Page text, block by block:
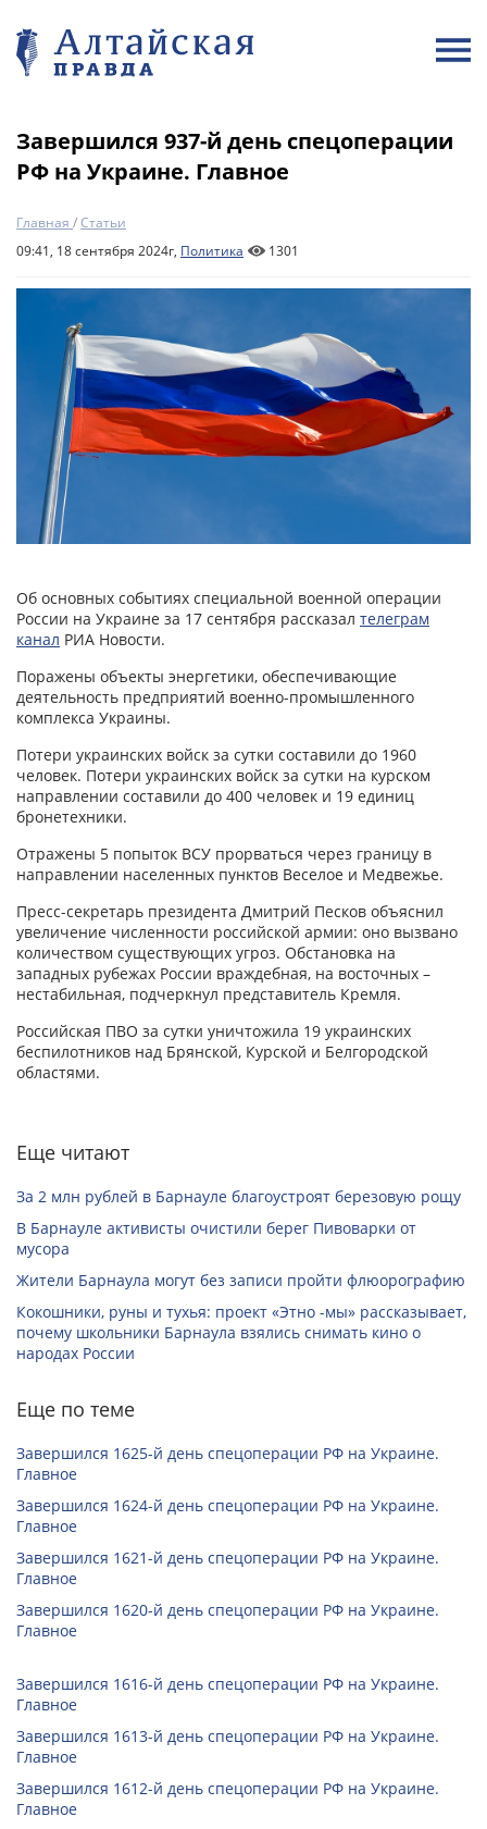
Завершился 937-й день спецоперации
РФ на Украине. Главное
Главная /Статьи
09:41, 18 сентября 2024г, Политика 1301
Об основных событиях специальной военной операции
России на Украине за 17 сентября рассказал телеграм
канал РИА Новости.
Поражены объекты энергетики, обеспечивающие
деятельность предприятий военно-промышленного
комплекса Украины.
Потери украинских войск за сутки составили до 1960
человек. Потери украинских войск за сутки на курском
направлении составили до 400 человек и 19 единиц
бронетехники.
Отражены 5 попыток ВСУ прорваться через границу в
направлении населенных пунктов Веселое и Медвежье.
Пресс-секретарь президента Дмитрий Песков объяснил
увеличение численности российской армии: оно вызвано
количеством существующих угроз. Обстановка на
западных рубежах России враждебная, на восточных –
нестабильная, подчеркнул представитель Кремля.
Российская ПВО за сутки уничтожила 19 украинских
беспилотников над Брянской, Курской и Белгородской
областями.
Еще читают
За 2 млн рублей в Барнауле благоустроят березовую рощу
В Барнауле активисты очистили берег Пивоварки от
мусора
Жители Барнаула могут без записи пройти флюорографию
Кокошники, руны и тухья: проект «Этно -мы» рассказывает,
почему школьники Барнаула взялись снимать кино о
народах России
Еще по теме
Завершился 1625-й день спецоперации РФ на Украине.
Главное
Завершился 1624-й день спецоперации РФ на Украине.
Главное
Завершился 1621-й день спецоперации РФ на Украине.
Главное
Завершился 1620-й день спецоперации РФ на Украине.
Главное
Завершился 1616-й день спецоперации РФ на Украине.
Главное
Завершился 1613-й день спецоперации РФ на Украине.
Главное
Завершился 1612-й день спецоперации РФ на Украине.
Главное